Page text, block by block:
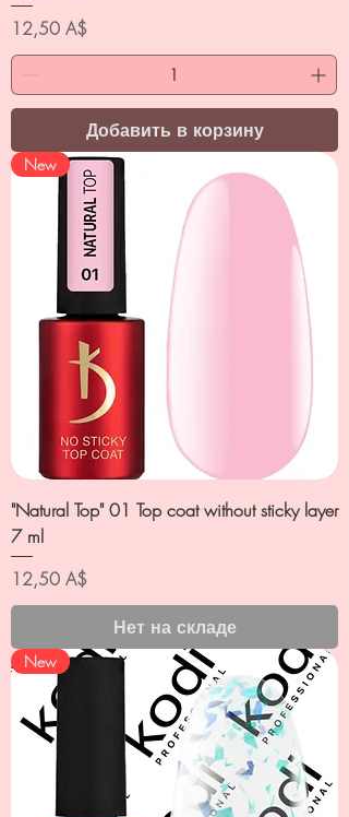
Цена
12,50 A$
Добавить в корзину
New
"Natural Top" 01 Top coat without sticky layer
7 ml
Цена
12,50 A$
Нет на складе
New